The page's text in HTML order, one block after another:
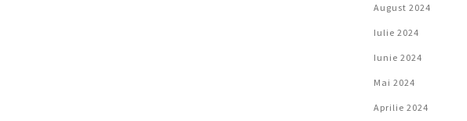
August 2024
Iulie 2024
Iunie 2024
Mai 2024
Aprilie 2024